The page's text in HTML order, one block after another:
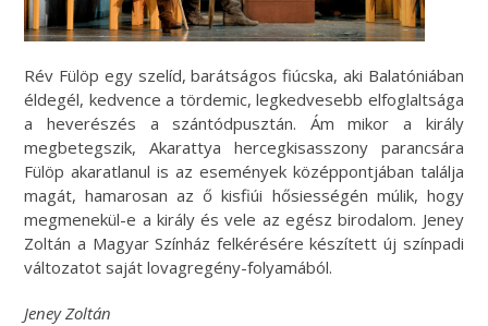
Rév Fülöp egy szelíd, barátságos fiúcska, aki Balatóniában
éldegél, kedvence a tördemic, legkedvesebb elfoglaltsága
a heverészés a szántódpusztán. Ám mikor a király
megbetegszik, Akarattya hercegkisasszony parancsára
Fülöp akaratlanul is az események középpontjában találja
magát, hamarosan az ő kisfiúi hősiességén múlik, hogy
megmenekül-e a király és vele az egész birodalom. Jeney
Zoltán a Magyar Színház felkérésére készített új színpadi
változatot saját lovagregény-folyamából.
Jeney Zoltán